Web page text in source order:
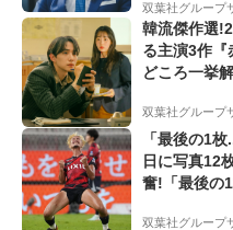
双葉社グループ
韓流傑作選
る主演3作『
どころ一挙
双葉社グループ
「最後の1
日に写真12
奮!「最後の
のことどん
双葉社グループ